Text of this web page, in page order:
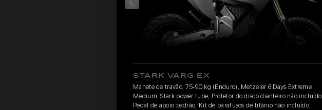
STARK VARG EX
Manete de travão, 75-90 kg (Enduro), Metzeler 6 Days Extreme
Medium, Stark power tube, Protetor do disco dianteiro não incluído,
Pedal de apoio padrão, Kit de parafusos de titânio não incluído,